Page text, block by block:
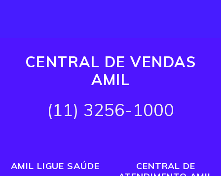
CENTRAL DE VENDAS
AMIL
(11) 3256-1000
AMIL LIGUE SAÚDE
CENTRAL DE